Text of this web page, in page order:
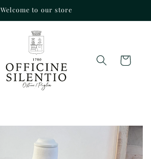
Welcome to our store
Carrello